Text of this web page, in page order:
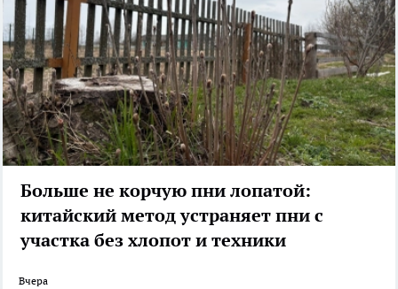
Больше не корчую пни лопатой:
китайский метод устраняет пни с
участка без хлопот и техники
Вчера